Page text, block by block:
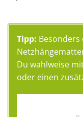
Tipp:
Du wahlweise
oder einen